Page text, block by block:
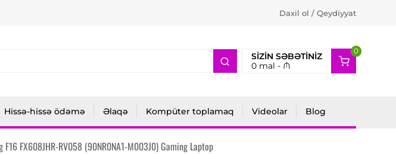
Daxil ol / Qeydiyyat
SIZIN SƏBƏTINIZ
0mal - ₼
0
2
Hissə-hissə ödəmə Əlaqə Kompüter toplamaq Videolar Blog
F16 FX608JHR-RV058 (90NR0NA1-M003J0) Gaming Laptop